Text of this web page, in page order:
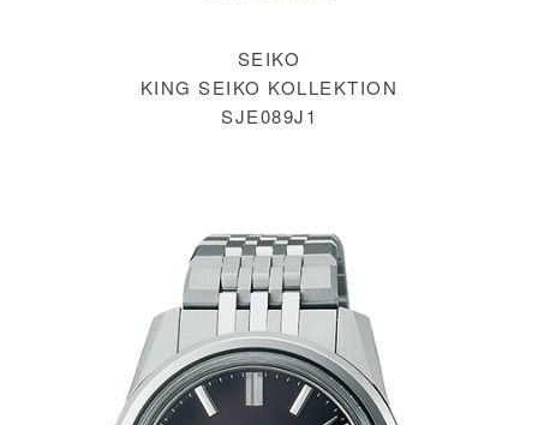
SEIKO
KING SEIKO KOLLEKTION
SJE089J1